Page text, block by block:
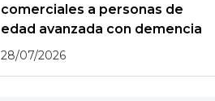
comerciales a personas de
edad avanzada con demencia
28/07/2026